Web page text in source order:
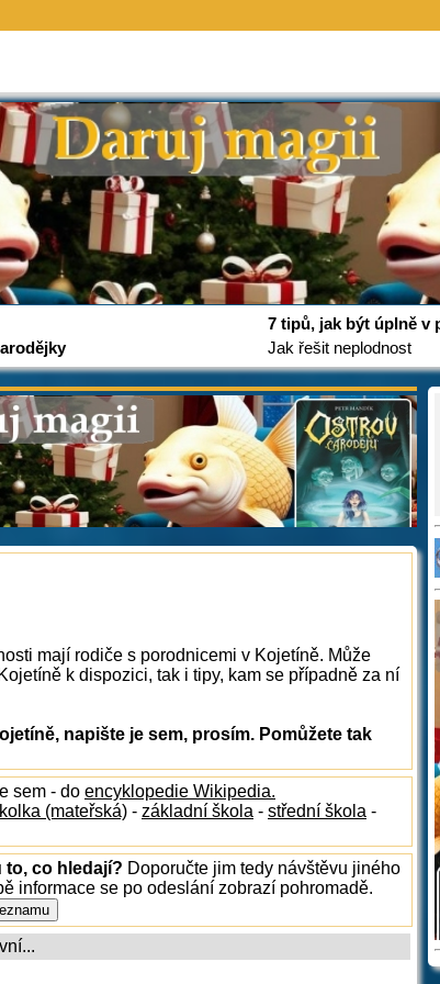
7 tipů, jak být úplně v
Jak řešit neplodnost
mají rodiče s porodnicemi v Kojetíně. Může
k dispozici, tak i tipy, kam se případně za ní
napište je sem, prosím. Pomůžete tak
sem - do encyklopedie Wikipedia.
(mateřská) - základní škola - střední škola -
to, co hledají? Doporučte jim tedy návštěvu jiného
informace se po odeslání zobrazí pohromadě.